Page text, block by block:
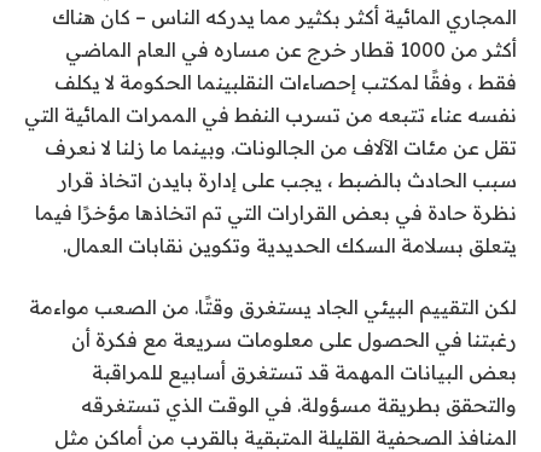
المجاري المائية أكثر بكثير مما يدركه الناس – كان هناك
أكثر من 1000 قطار خرج عن مساره في العام الماضي
فقط ، وفقًا لمكتب إحصاءات النقلبينما الحكومة لا يكلف
نفسه عناء تتبعه من تسرب النفط في الممرات المائية التي
تقل عن مئات الآلاف من الجالونات. وبينما ما زلنا لا نعرف
سبب الحادث بالضبط ، يجب على إدارة بايدن اتخاذ قرار
نظرة حادة في بعض القرارات التي تم اتخاذها مؤخرًا فيما
يتعلق بسلامة السكك الحديدية وتكوين نقابات العمال.
لكن التقييم البيئي الجاد يستغرق وقتًا. من الصعب مواءمة
رغبتنا في الحصول على معلومات سريعة مع فكرة أن
بعض البيانات المهمة قد تستغرق أسابيع للمراقبة
والتحقق بطريقة مسؤولة. في الوقت الذي تستغرقه
المنافذ الصحفية القليلة المتبقية بالقرب من أماكن مثل